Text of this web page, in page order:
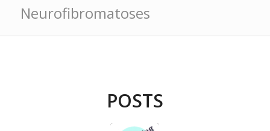
Neurofibromatoses
POSTS